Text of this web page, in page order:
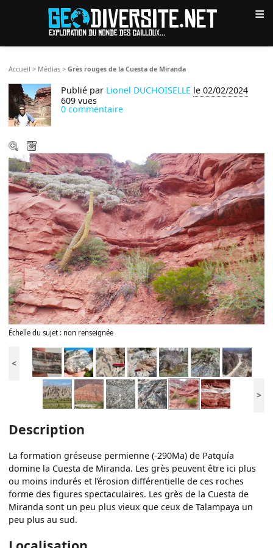
≡
Accueil > Médias >Grès rouges de la Cuesta de Miranda
Publié par Lionel DUCHOISELLE le 02/02/2024
609 vues
0 commentaire
Échelle du sujet : non renseignée
<
>
Description
La formation gréseuse permienne (-290Ma) de Patquía
domine la Cuesta de Miranda. Les grès peuvent être ici plus
ou moins indurés et l’érosion différentielle de ces roches
forme des figures spectaculaires. Les grès de la Cuesta de
Miranda sont un peu plus vieux que ceux de Talampaya un
peu plus au sud.